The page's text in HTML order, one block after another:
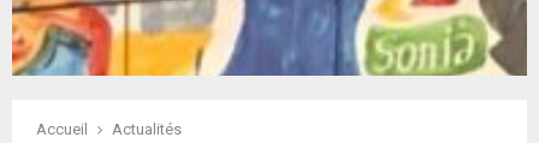
Accueil
Actualités